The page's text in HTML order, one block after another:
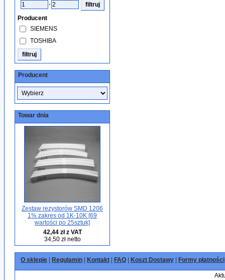
-
Producent
SIEMENS
TOSHIBA
Producent
Towar dnia
Zestaw rezystorów SMD 1206
1% zakres od 1K-10K [69
wartości po 25sztuk]
42,44 zł z VAT
34,50 zł netto
O sklepie Regulamin Kontakt FAQ Koszt Dostawy Formy płatności